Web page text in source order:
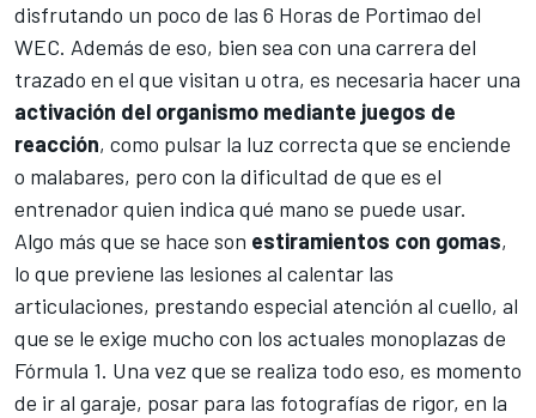
disfrutando un poco de las 6 Horas de Portimao del
WEC. Además de eso, bien sea con una carrera del
trazado en el que visitan u otra, es necesaria hacer una
activación del organismo mediante juegos de
reacción, como pulsar la luz correcta que se enciende
o malabares, pero con la dificultad de que es el
entrenador quien indica qué mano se puede usar.
Algo más que se hace son estiramientos con gomas,
lo que previene las lesiones al calentar las
articulaciones, prestando especial atención al cuello, al
que se le exige mucho con los actuales monoplazas de
Fórmula 1. Una vez que se realiza todo eso, es momento
de ir al garaje, posar para las fotografías de rigor, en la